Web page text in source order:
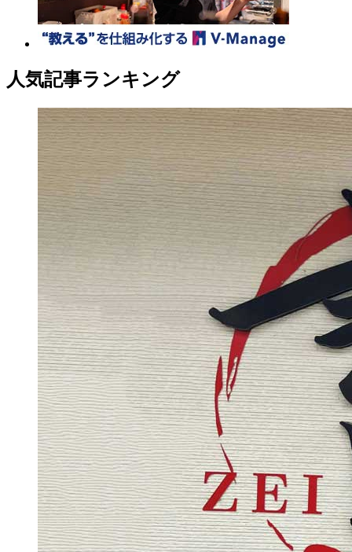
人気記事ランキング